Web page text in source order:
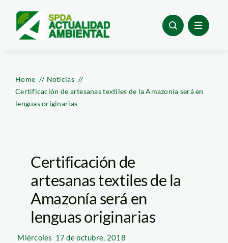
content
Home
Noticias
Certificación de artesanas textiles de la Amazonía será en
lenguas originarias
Certificación de
artesanas textiles de la
Amazonía será en
lenguas originarias
Miércoles 17 de octubre, 2018